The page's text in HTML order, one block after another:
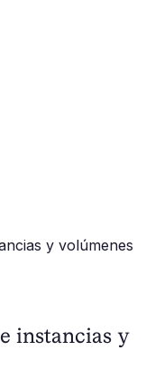
y volúmenes
instancias y